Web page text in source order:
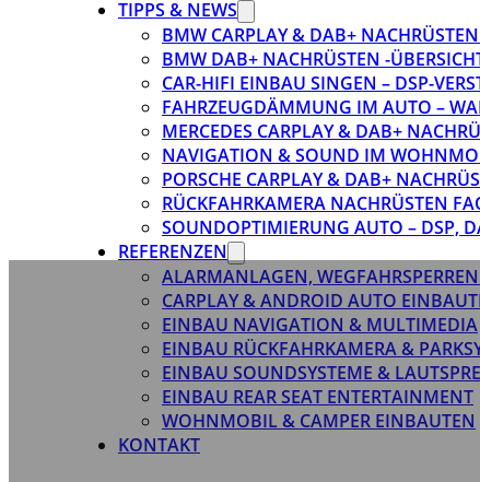
TIPPS & NEWS
BMW CARPLAY & DAB+
BMW DAB+ NACHRÜSTEN -
CAR-HIFI EINBAU SINGEN – DSP-
FAHRZEUGDÄMMUNG IM AUTO –
MERCEDES CARPLAY & DAB+
NAVIGATION & SOUND IM
PORSCHE CARPLAY & DAB+
RÜCKFAHRKAMERA NACHRÜSTEN
SOUNDOPTIMIERUNG AUTO – DSP,
REFERENZEN
ALARMANLAGEN,
CARPLAY & ANDROID AUTO
EINBAU NAVIGATION & MULTIMEDIA
EINBAU RÜCKFAHRKAMERA &
EINBAU SOUNDSYSTEME &
EINBAU REAR SEAT ENTERTAINMENT
WOHNMOBIL & CAMPER EINBAUTEN
KONTAKT